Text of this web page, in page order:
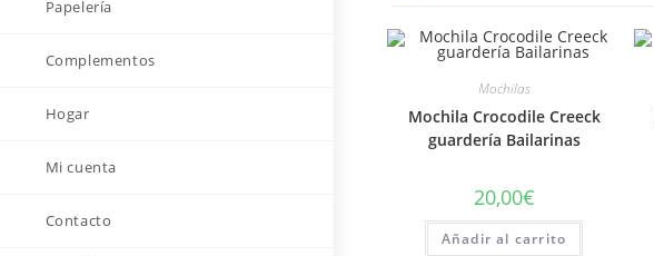
Papelería
Complementos
Hogar
Mi cuenta
Contacto
Mochilas
Mochila Crocodile Creeck
guardería Bailarinas
20,00€
Añadir al carrito